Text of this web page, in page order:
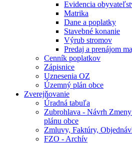
Evidencia
Matrika
Dane a poplatky
Stavebné konanie
Výrub stromov
Predaj a prenájom
Cenník poplatkov
Zápisnice
Uznesenia OZ
Územný plán obce
Zverejňovanie
Úradná tabuľa
Zubrohlava - Návrh
plánu obce
Zmluvy, Faktúry,
FZO - Archív